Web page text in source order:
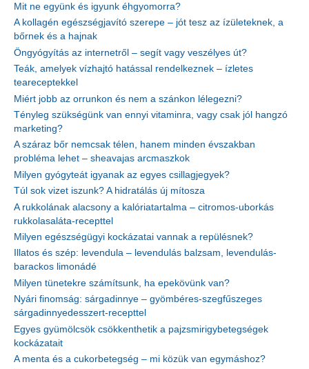
Mit ne együnk és igyunk éhgyomorra?
A kollagén egészségjavító szerepe – jót tesz az ízületeknek, a
bőrnek és a hajnak
Öngyógyítás az internetről – segít vagy veszélyes út?
Teák, amelyek vízhajtó hatással rendelkeznek – ízletes
teareceptekkel
Miért jobb az orrunkon és nem a szánkon lélegezni?
Tényleg szükségünk van ennyi vitaminra, vagy csak jól hangzó
marketing?
A száraz bőr nemcsak télen, hanem minden évszakban
probléma lehet – sheavajas arcmaszkok
Milyen gyógyteát igyanak az egyes csillagjegyek?
Túl sok vizet iszunk? A hidratálás új mítosza
A rukkolának alacsony a kalóriatartalma – citromos-uborkás
rukkolasaláta-recepttel
Milyen egészségügyi kockázatai vannak a repülésnek?
Illatos és szép: levendula – levendulás balzsam, levendulás-
barackos limonádé
Milyen tünetekre számítsunk, ha epekövünk van?
Nyári finomság: sárgadinnye – gyömbéres-szegfűszeges
sárgadinnyedesszert-recepttel
Egyes gyümölcsök csökkenthetik a pajzsmirigybetegségek
kockázatait
A menta és a cukorbetegség – mi közük van egymáshoz?